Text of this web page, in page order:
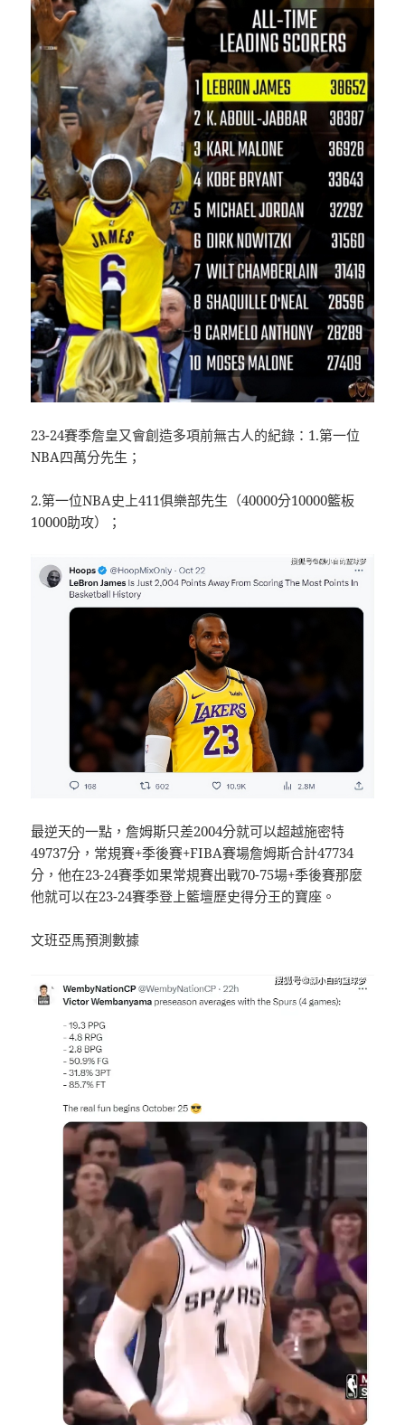
23-24賽季詹皇又會創造多項前無古人的紀錄：1.第一位
NBA四萬分先生；
2.第一位NBA史上411俱樂部先生（40000分10000籃板
10000助攻）；
最逆天的一點，詹姆斯只差2004分就可以超越施密特
49737分，常規賽+季後賽+FIBA賽場詹姆斯合計47734
分，他在23-24賽季如果常規賽出戰70-75場+季後賽那麼
他就可以在23-24賽季登上籃壇歷史得分王的寶座。
文班亞馬預測數據